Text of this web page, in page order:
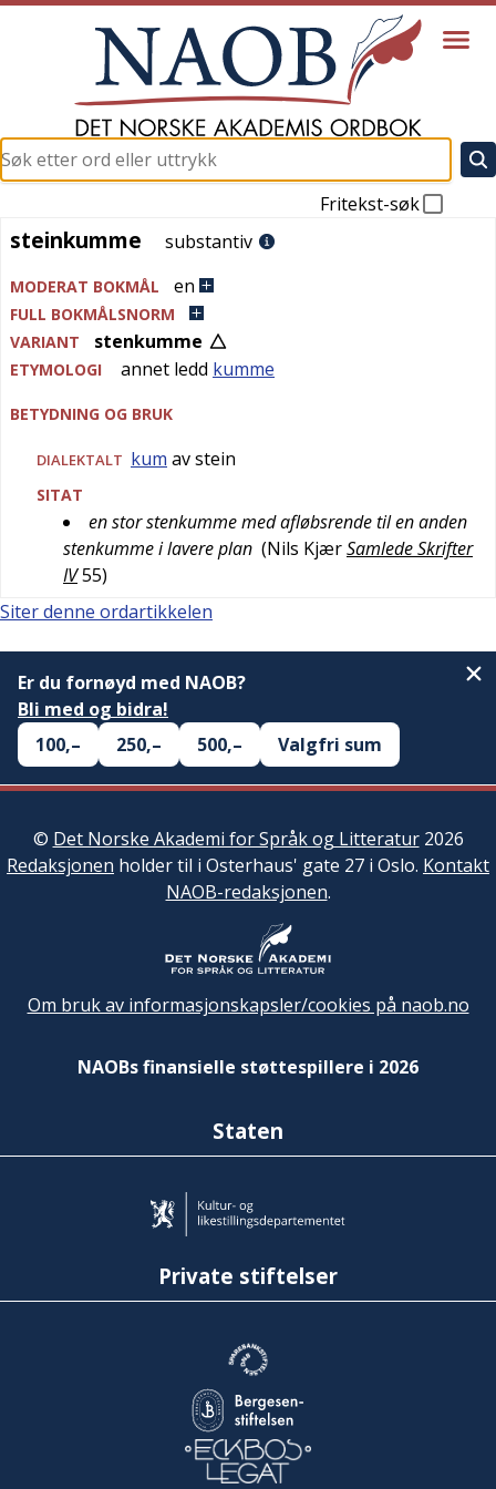
Fritekst-søk
steinkumme
steinkumme substantiv
MODERAT BOKMÅL en
FULL BOKMÅLSNORM
VARIANT
stenkumme
ETYMOLOGI annet ledd kumme
BETYDNING OG BRUK
DIALEKTALT kum av stein
SITAT
en stor stenkumme med afløbsrende til en anden
stenkumme i lavere plan (Nils KjærSamlede Skrifter
IV55)
Siter denne ordartikkelen
Er du fornøyd med NAOB?
Bli med og bidra!
100,–
250,– 500,– Valgfri sum
© Det Norske Akademi for Språk og Litteratur2026
Redaksjonen holder til i Osterhaus' gate 27 i Oslo. Kontakt
NAOB-redaksjonen.
Om bruk av informasjonskapsler/cookies på naob.no
NAOBs finansielle støttespillere i 2026
Staten
Private stiftelser